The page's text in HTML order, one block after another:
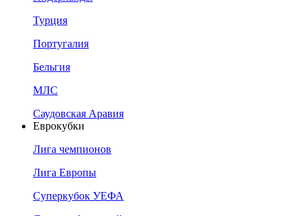
Турция
Португалия
Бельгия
МЛС
Саудовская Аравия
Еврокубки
Лига чемпионов
Лига Европы
Суперкубок УЕФА